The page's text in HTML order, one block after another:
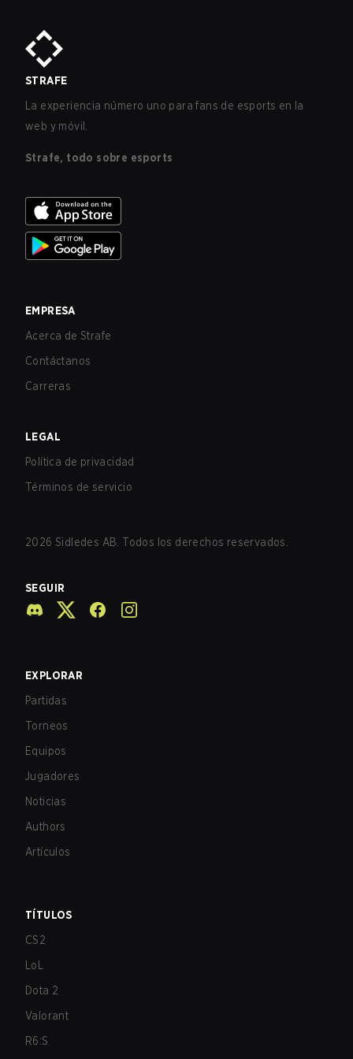
fans de la organización.
STRAFE
La experiencia número uno para fans de esports en la
web y móvil.
Strafe, todo sobre esports
EMPRESA
Acerca de Strafe
Contáctanos
Carreras
LEGAL
Política de privacidad
Términos de servicio
2026 Sidledes AB. Todos los derechos reservados.
SEGUIR
EXPLORAR
Partidas
Torneos
Equipos
Jugadores
Noticias
Authors
Artículos
TÍTULOS
CS2
LoL
Dota 2
Valorant
R6:S